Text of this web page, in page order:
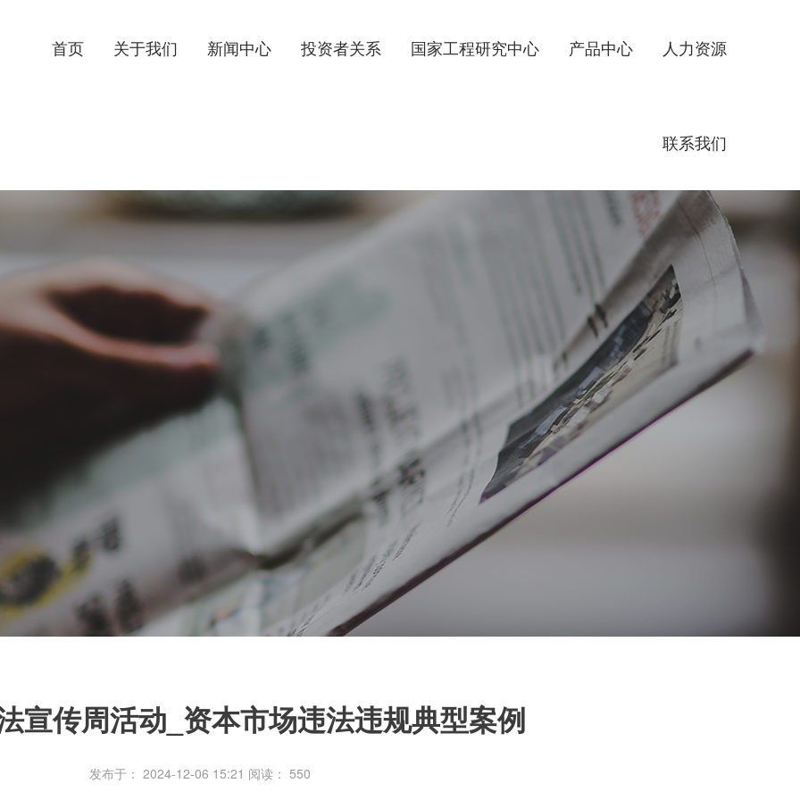
首页 关于我们 新闻中心 投资者关系 国家工程研究中心 产品中心 人力资源
联系我们
宣传周活动_资本市场违法违规典型案例
发布于： 2024-12-06 15:21 阅读： 550